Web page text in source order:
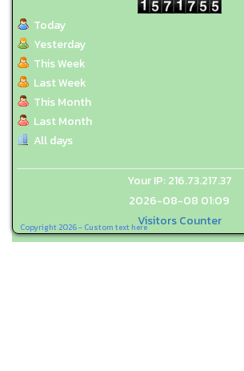
Copyright 2026 - Custom text here
Today
Yesterday
This Week
Last Week
This Month
Last Month
All days
Your IP: 216.73.217.37
2026-08-08 01:09
Visitors Counter